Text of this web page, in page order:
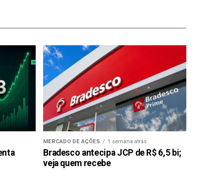
MERCADO DE AÇÕES 1 semana atrás
Bradesco antecipa JCP de R$ 6,5 bi;
veja quem recebe